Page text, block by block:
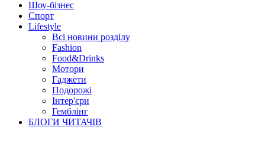
Шоу-бізнес
Спорт
Lifestyle
Всі новини розділу
Fashion
Food&Drinks
Мотори
Гаджети
Подорожі
Інтер'єри
Гемблінг
БЛОГИ ЧИТАЧІВ